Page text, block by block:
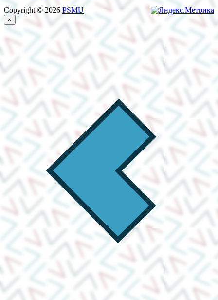
Copyright © 2026 PSMU
×